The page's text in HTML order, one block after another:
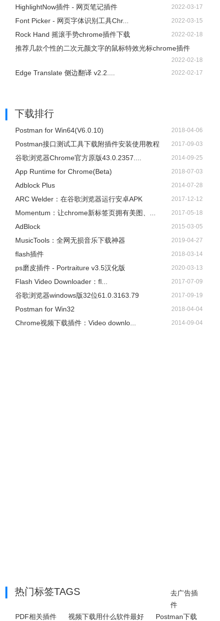
HighlightNow插件 - 网页笔记插件 2022-03-17
Font Picker - 网页字体识别工具Chr... 2022-03-15
Rock Hand 摇滚手势chrome插件下载 2022-02-18
推荐几款个性的二次元颜文字的鼠标特效光标chrome插件
2022-02-18
Edge Translate 侧边翻译 v2.2.... 2022-02-17
下载排行
Postman for Win64(V6.0.10) 2018-04-06
Postman接口测试工具下载附插件安装使用教程 2017-09-03
谷歌浏览器Chrome官方原版43.0.2357.... 2014-09-25
App Runtime for Chrome(Beta) 2018-07-03
Adblock Plus 2014-07-28
ARC Welder：在谷歌浏览器运行安卓APK 2017-12-12
Momentum：让chrome新标签页拥有美图、... 2017-05-18
AdBlock 2015-03-05
​MusicTools：全网无损音乐下载神器 2019-04-27
flash插件 2018-03-14
ps磨皮插件 - Portraiture v3.5汉化版 2020-03-13
Flash Video Downloader：fl... 2017-07-09
谷歌浏览器windows版32位61.0.3163.79 2017-09-19
Postman for Win32 2018-04-04
Chrome视频下载插件：Video downlo... 2014-09-04
热门标签TAGS
去广告插
件
PDF相关插件
视频下载用什么软件最好
Postman下载